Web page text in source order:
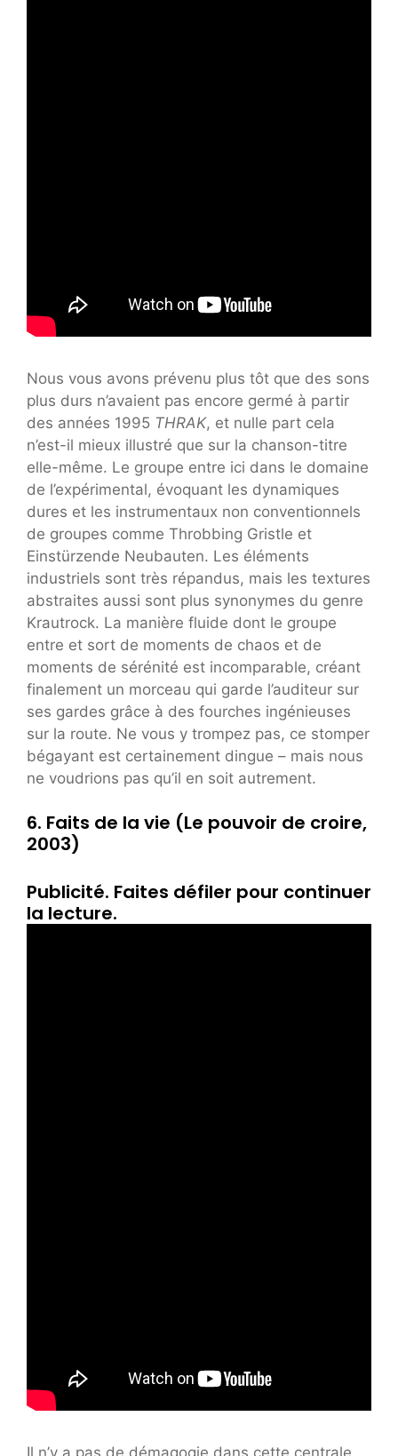
Nous vous avons prévenu plus tôt que des sons
plus durs n’avaient pas encore germé à partir
des années 1995 THRAK, et nulle part cela
n’est-il mieux illustré que sur la chanson-titre
elle-même. Le groupe entre ici dans le domaine
de l’expérimental, évoquant les dynamiques
dures et les instrumentaux non conventionnels
de groupes comme Throbbing Gristle et
Einstürzende Neubauten. Les éléments
industriels sont très répandus, mais les textures
abstraites aussi sont plus synonymes du genre
Krautrock. La manière fluide dont le groupe
entre et sort de moments de chaos et de
moments de sérénité est incomparable, créant
finalement un morceau qui garde l’auditeur sur
ses gardes grâce à des fourches ingénieuses
sur la route. Ne vous y trompez pas, ce stomper
bégayant est certainement dingue – mais nous
ne voudrions pas qu’il en soit autrement.
6. Faits de la vie (Le pouvoir de croire,
2003)
Publicité. Faites défiler pour continuer
la lecture.